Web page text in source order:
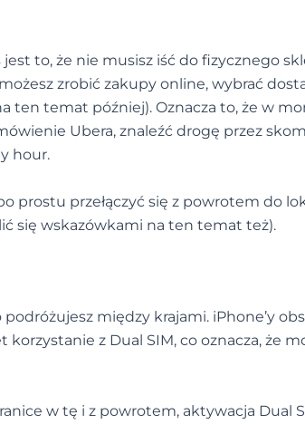
to, że nie musisz iść do fizycznego
zrobić zakupy online, wybrać
ten temat później). Oznacza to, że w
Ubera, znaleźć drogę przez
hour.
prostu przełączyć się z powrotem do
się wskazówkami na ten temat też).
między krajami. iPhone’y
z Dual SIM, co oznacza, że
w tę i z powrotem, aktywacja Dual